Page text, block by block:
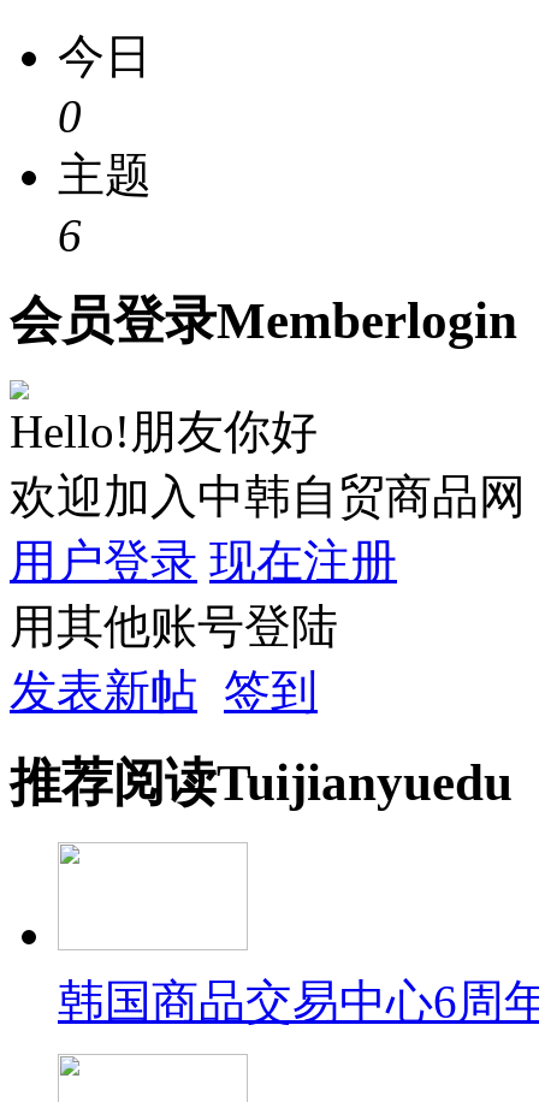
今日
0
主题
6
会员登录Memberlogin
Hello!朋友你好
欢迎加入中韩自贸商品网
用户登录 现在注册
用其他账号登陆
发表新帖 签到
推荐阅读Tuijianyuedu
韩国商品交易中心6周